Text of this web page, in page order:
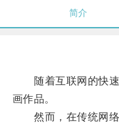
简介
随着互联网的快速
画作品。
然而，在传统网络